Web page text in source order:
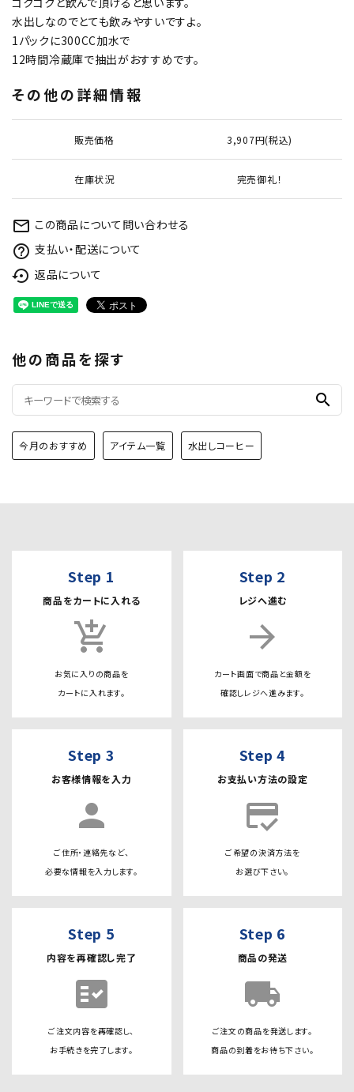
水出しなのでとても飲みやすいですよ。
1パックに300CC加水で
12時間冷蔵庫で抽出がおすすめです。
その他の詳細情報
販売価格 3,907円(税込)
在庫状況 完売御礼！
mail_outline この商品について問い合わせる
help_outline 支払い・配送について
settings_backup_restore 返品について
他の商品を探す
search
今月のおすすめ アイテム一覧 水出しコーヒー
Step 1
商品をカートに入れる
add_shopping_cart
お気に入りの商品を
カートに入れます。
Step 2
レジへ進む
arrow_forward
カート画面で商品と金額を
確認しレジへ進みます。
Step 3
お客様情報を入力
person
ご住所・連絡先など、
必要な情報を入力します。
Step 4
お支払い方法の設定
credit_score
ご希望の決済方法を
お選び下さい。
Step 5
内容を再確認し完了
fact_check
ご注文内容を再確認し、
お手続きを完了します。
Step 6
商品の発送
local_shipping
ご注文の商品を発送します。
商品の到着をお待ち下さい。